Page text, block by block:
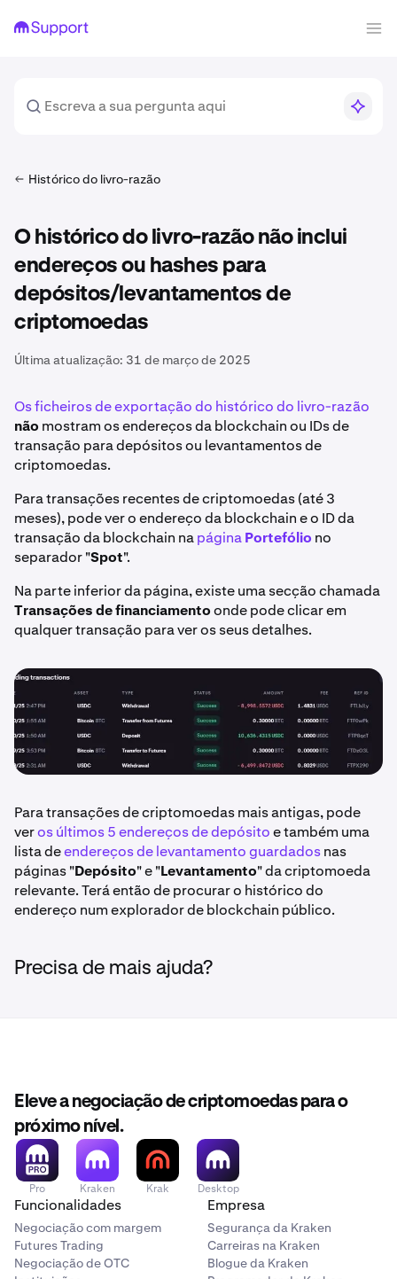
Histórico do livro-razão
O histórico do livro-razão não inclui
endereços ou hashes para
depósitos/levantamentos de
criptomoedas
Última atualização: 31 de março de 2025
Os ficheiros de exportação do histórico do livro-razão
não mostram os endereços da blockchain ou IDs de
transação para depósitos ou levantamentos de
criptomoedas.
Para transações recentes de criptomoedas (até 3
meses), pode ver o endereço da blockchain e o ID da
transação da blockchain napáginaPortefólio no
separador "Spot".
Na parte inferior da página, existe uma secção chamada
Transações de financiamentoonde pode clicar em
qualquer transação para ver os seus detalhes.
Para transações de criptomoedas mais antigas, pode
veros últimos 5 endereços de depósitoe também uma
lista deendereços de levantamento guardadosnas
páginas "Depósito" e "Levantamento" da criptomoeda
relevante. Terá então de procurar o histórico do
endereço num explorador de blockchain público.
Precisa de mais ajuda?
Eleve a negociação de criptomoedas para o
próximo nível.
Pro Kraken Krak Desktop
Funcionalidades
Negociação com margem
Futures Trading
Negociação de OTC
Empresa
Segurança da Kraken
Carreiras na Kraken
Blogue da Kraken